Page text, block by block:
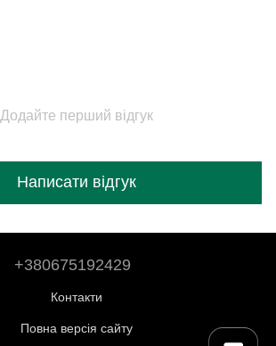
Додайте перший відгук
Написати відгук
+380675192429
Контакти
Повна версія сайту